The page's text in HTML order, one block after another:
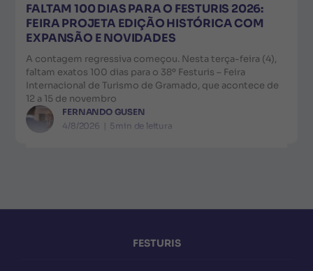
FALTAM 100 DIAS PARA O FESTURIS 2026:
FEIRA PROJETA EDIÇÃO HISTÓRICA COM
EXPANSÃO E NOVIDADES
A contagem regressiva começou. Nesta terça-feira (4),
faltam exatos 100 dias para o 38º Festuris – Feira
Internacional de Turismo de Gramado, que acontece de
12 a 15 de novembro
FERNANDO GUSEN
4/8/2026 | 5min de leitura
FESTURIS